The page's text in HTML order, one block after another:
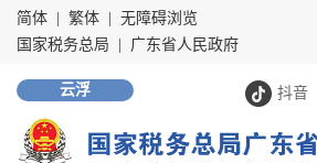
简体 繁体
无障碍浏览
国家税务总局
广东省人民政府
抖音
云浮